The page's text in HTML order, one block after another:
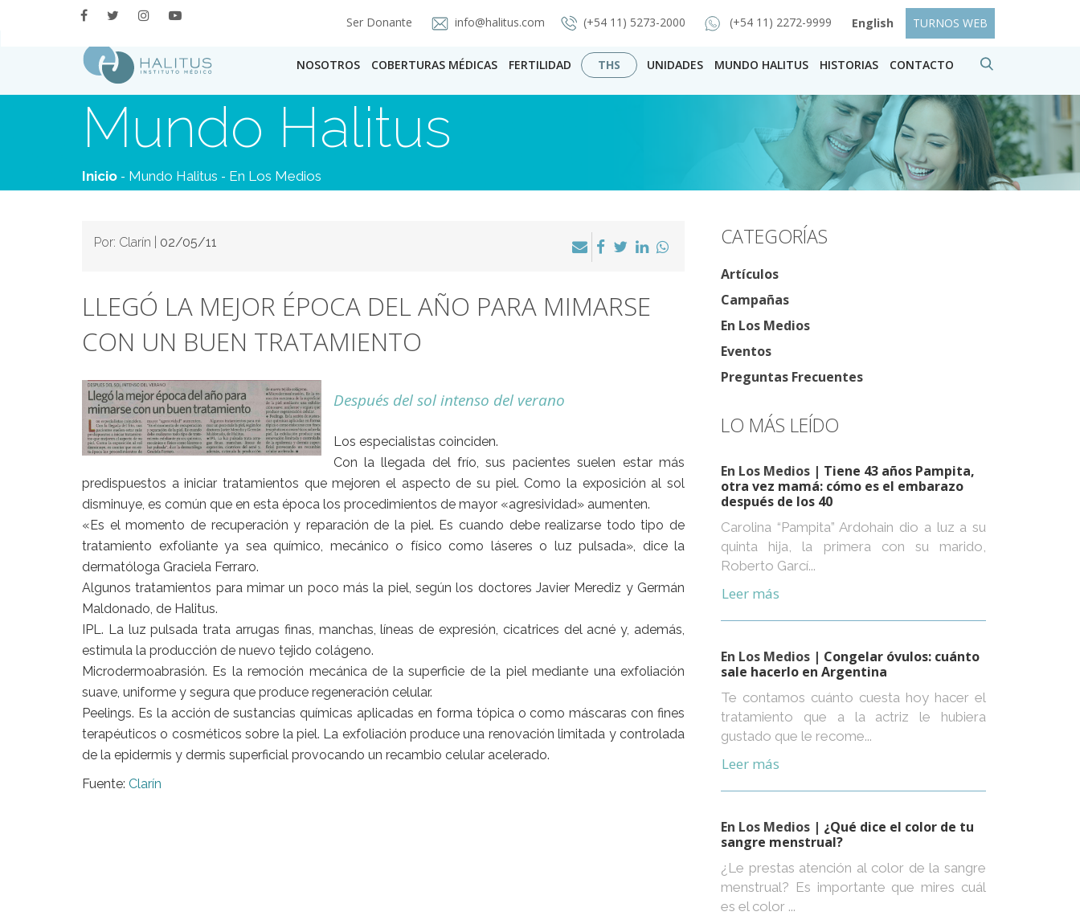
Ser Donante info@halitus.com (+54 11) 5273-2000 (+54 11) 2272-9999 English TURNOS WEB
NOSOTROS COBERTURAS MÉDICAS FERTILIDAD THS UNIDADES MUNDO HALITUS HISTORIAS CONTACTO
Mundo Halitus
Inicio - Mundo Halitus - En Los Medios
Por: Clarín | 02/05/11
LLEGÓ LA MEJOR ÉPOCA DEL AÑO PARA MIMARSE
CON UN BUEN TRATAMIENTO
Después del sol intenso del verano
Los especialistas coinciden.
Con la llegada del frío, sus pacientes suelen estar más
predispuestos a iniciar tratamientos que mejoren el aspecto de su piel. Como la exposición al sol
disminuye, es común que en esta época los procedimientos de mayor «agresividad» aumenten.
«Es el momento de recuperación y reparación de la piel. Es cuando debe realizarse todo tipo de
tratamiento exfoliante ya sea químico, mecánico o físico como láseres o luz pulsada», dice la
dermatóloga Graciela Ferraro.
Algunos tratamientos para mimar un poco más la piel, según los doctores Javier Merediz y Germán
Maldonado, de Halitus.
IPL. La luz pulsada trata arrugas finas, manchas, líneas de expresión, cicatrices del acné y, además,
estimula la producción de nuevo tejido colágeno.
Microdermoabrasión. Es la remoción mecánica de la superficie de la piel mediante una exfoliación
suave, uniforme y segura que produce regeneración celular.
Peelings. Es la acción de sustancias químicas aplicadas en forma tópica o como máscaras con fines
terapéuticos o cosméticos sobre la piel. La exfoliación produce una renovación limitada y controlada
de la epidermis y dermis superficial provocando un recambio celular acelerado.
Fuente: Clarín
CATEGORÍAS
Artículos
Campañas
En Los Medios
Eventos
Preguntas Frecuentes
LO MÁS LEÍDO
En Los Medios | Tiene 43 años Pampita,
otra vez mamá: cómo es el embarazo
después de los 40
Carolina “Pampita” Ardohain dio a luz a su
quinta hija, la primera con su marido,
Roberto Garcí...
Leer más
En Los Medios | Congelar óvulos: cuánto
sale hacerlo en Argentina
Te contamos cuánto cuesta hoy hacer el
tratamiento que a la actriz le hubiera
gustado que le recome...
Leer más
En Los Medios | ¿Qué dice el color de tu
sangre menstrual?
¿Le prestas atención al color de la sangre
menstrual? Es importante que mires cuál
es el color ...